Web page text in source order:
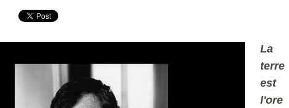
La
terre
est
l'ore